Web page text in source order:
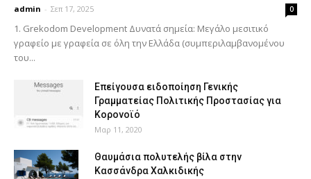
admin - Σεπ 17, 2025 0
1. Grekodom Development Δυνατά σημεία: Μεγάλο μεσιτικό
γραφείο με γραφεία σε όλη την Ελλάδα (συμπεριλαμβανομένου
του...
Επείγουσα ειδοποίηση Γενικής
Γραμματείας Πολιτικής Προστασίας για
Κορονοϊό
Μαρ 11, 2020
Θαυμάσια πολυτελής βίλα στην
Κασσάνδρα Χαλκιδικής